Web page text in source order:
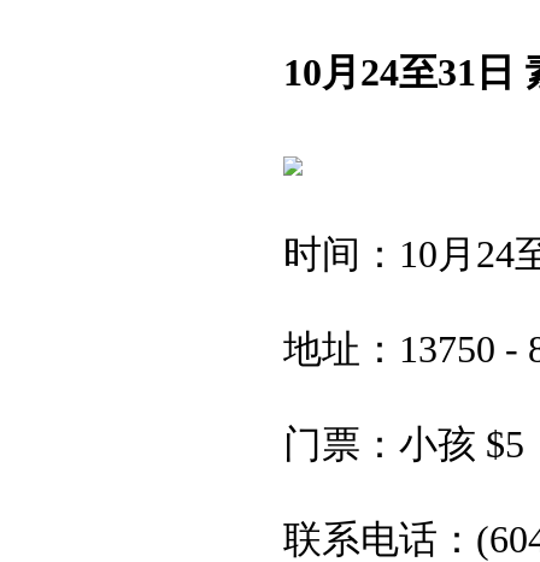
10月24至31日
时间：10月24至
地址：13750 -
门票：小孩 $5
联系电话：